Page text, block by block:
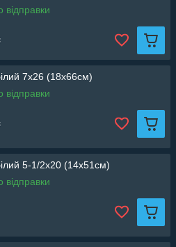
відправки
7х26 (18х66см)
відправки
5-1/2х20 (14х51см)
відправки